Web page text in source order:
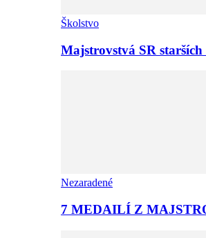
Školstvo
Majstrovstvá SR
Nezaradené
7 MEDAILÍ Z